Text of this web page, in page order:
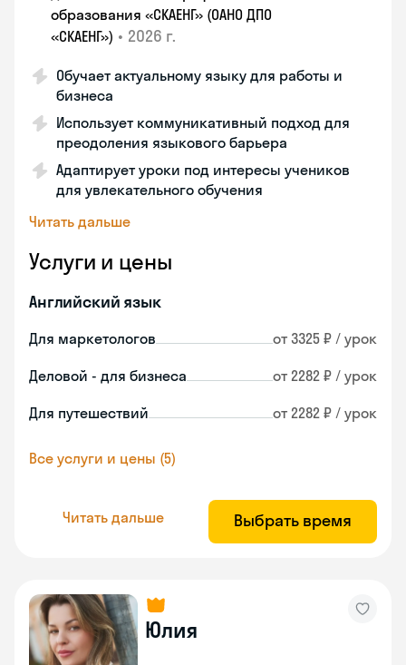
образования «СКАЕНГ» (ОАНО ДПО
«СКАЕНГ») • 2026 г.
Обучает актуальному языку для работы и
бизнеса
Использует коммуникативный подход для
преодоления языкового барьера
Адаптирует уроки под интересы учеников
для увлекательного обучения
Читать дальше
Услуги и цены
Английский язык
Для маркетологов от 3325 ₽ / урок
Деловой - для бизнеса от 2282 ₽ / урок
Для путешествий от 2282 ₽ / урок
Все услуги и цены (5)
Читать дальше Выбрать время
Юлия